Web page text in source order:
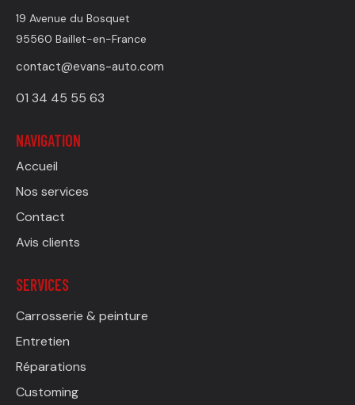
19 Avenue du Bosquet
95560 Baillet-en-France
contact@evans-auto.com
01 34 45 55 63
NAVIGATION
Accueil
Nos services
Contact
Avis clients
SERVICES
Carrosserie & peinture
Entretien
Réparations
Customing